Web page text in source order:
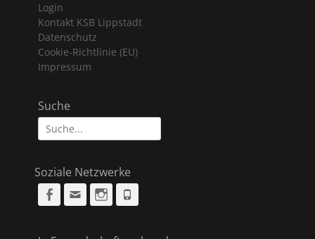
Login
Kontakt KSB Lippstadt
Datenschutz
Cookie-Richtlinie (EU)
Impressum
Suche
Suche
nach:
Soziale Netzwerke
Facebook
Email Instagram